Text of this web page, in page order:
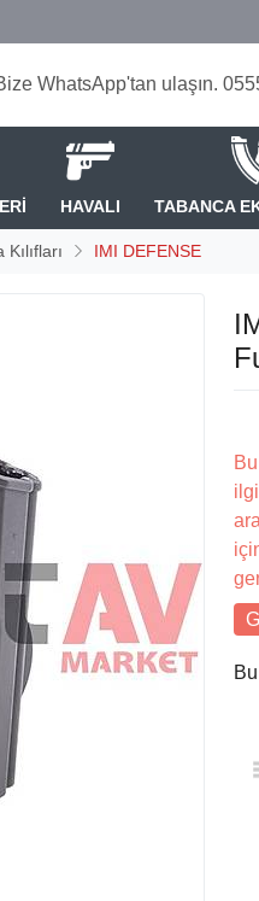
WhatsApp'tan ulaşın.
HAVALI TABANCA
IMI DEFENSE